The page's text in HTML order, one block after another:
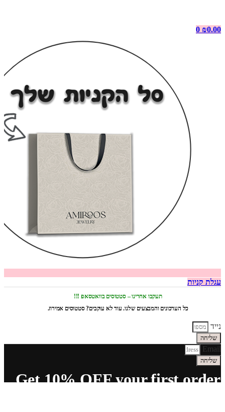
₪0.00
0
עגלת קניות
תעקבו אחרינו – סטטוסים בוואטסאפ !!!
כל העדכונים והמבצעים שלנו. עוד לא עוקבים? סטטוסים אמירוז.
נייד
שליחה
Email
שליחה
Get 10% OFF your first order